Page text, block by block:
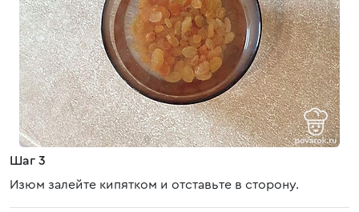
Шаг 3
Изюм залейте кипятком и отставьте в сторону.